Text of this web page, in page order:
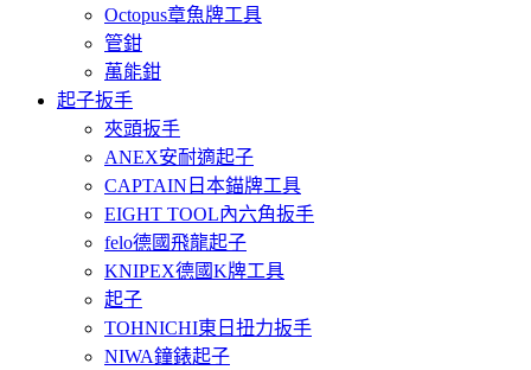
Octopus章魚牌工具
管鉗
萬能鉗
起子扳手
夾頭扳手
ANEX安耐適起子
CAPTAIN日本錨牌工具
EIGHT TOOL內六角扳手
felo德國飛龍起子
KNIPEX德國K牌工具
起子
TOHNICHI東日扭力扳手
NIWA鐘錶起子